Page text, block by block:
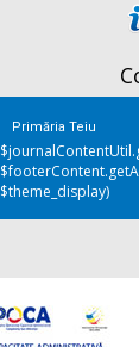
Primăria Teiu
$theme_display)